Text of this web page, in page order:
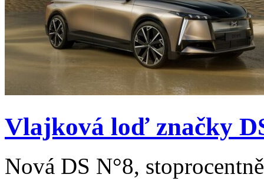
Vlajková loď značky
Nová DS N°8,